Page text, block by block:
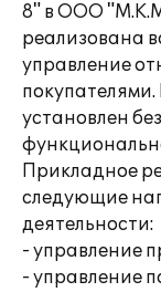
8" в ООО
реализована
управление
установлен
Прикладное
следующие
деятельности:
- управление
- управление